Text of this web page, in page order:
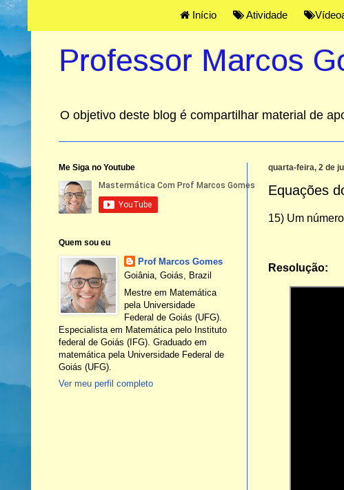
Início Atividade
Professor Marcos
O objetivo deste blog é compartilhar material de
quarta-feira, 2 de
Equações
15) Um
Resolução:
Me Siga no Youtube
Quem sou eu
Prof Marcos Gomes
Goiânia, Goiás, Brazil
Mestre em Matemática
pela Universidade
Federal de Goiás (UFG).
Especialista em Matemática pelo Instituto
federal de Goiás (IFG). Graduado em
matemática pela Universidade Federal de
Goiás (UFG).
Ver meu perfil completo